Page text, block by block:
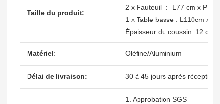
Taille du produit:
2 x Fauteuil ： L77 cm x P77
1 x Table basse : L110cm x
Épaisseur du coussin: 12 cm
Matériel: Oléfine/Aluminium
Délai de livraison: 30 à 45 jours après réception
1. Approbation SGS